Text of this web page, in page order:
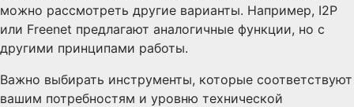
можно рассмотреть другие варианты. Например, I2P
или Freenet предлагают аналогичные функции, но с
другими принципами работы.
Важно выбирать инструменты, которые соответствуют
вашим потребностям и уровню технической